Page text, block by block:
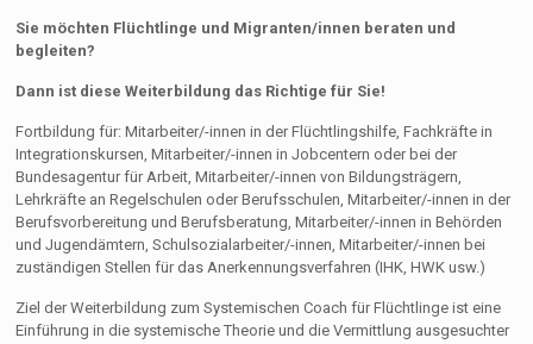
Sie möchten Flüchtlinge und Migranten/innen beraten und
begleiten?
Dann ist diese Weiterbildung das Richtige für Sie!
Fortbildung für: Mitarbeiter/-innen in der Flüchtlingshilfe, Fachkräfte in
Integrationskursen, Mitarbeiter/-innen in Jobcentern oder bei der
Bundesagentur für Arbeit, Mitarbeiter/-innen von Bildungsträgern,
Lehrkräfte an Regelschulen oder Berufsschulen, Mitarbeiter/-innen in der
Berufsvorbereitung und Berufsberatung, Mitarbeiter/-innen in Behörden
und Jugendämtern, Schulsozialarbeiter/-innen, Mitarbeiter/-innen bei
zuständigen Stellen für das Anerkennungsverfahren (IHK, HWK usw.)
Ziel der Weiterbildung zum Systemischen Coach für Flüchtlinge ist eine
Einführung in die systemische Theorie und die Vermittlung ausgesuchter